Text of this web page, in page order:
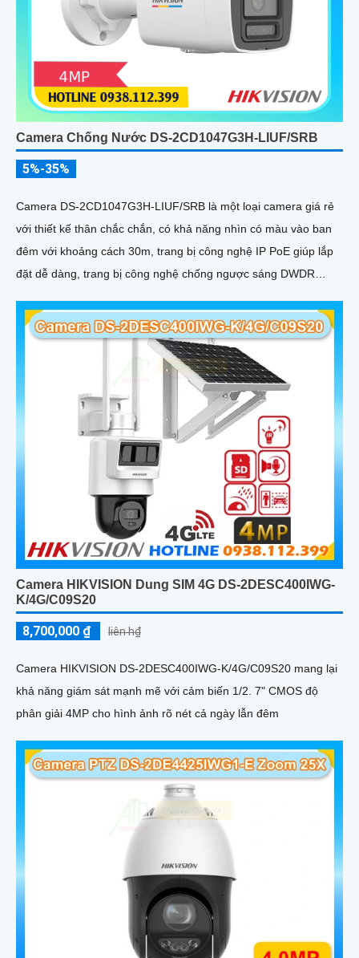
Camera Chống Nước DS-2CD1047G3H-LIUF/SRB
5%-35%
Camera DS-2CD1047G3H-LIUF/SRB là một loại camera giá rẻ
với thiết kế thân chắc chắn, có khả năng nhìn có màu vào ban
đêm với khoảng cách 30m, trang bị công nghệ IP PoE giúp lắp
đặt dễ dàng, trang bị công nghệ chống ngược sáng DWDR
Camera HIKVISION Dung SIM 4G DS-2DESC400IWG-
K/4G/C09S20
8,700,000 ₫ liên h₫
Camera HIKVISION DS-2DESC400IWG-K/4G/C09S20 mang lại
khả năng giám sát mạnh mẽ với cảm biến 1/2. 7" CMOS độ
phân giải 4MP cho hình ảnh rõ nét cả ngày lẫn đêm